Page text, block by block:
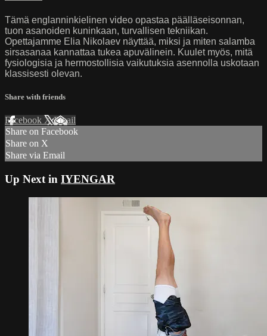
Tämä englanninkielinen video opastaa päälläseisonnan,
tuon asanoiden kuninkaan, turvallisen tekniikan.
Opettajamme Elia Nikolaev näyttää, miksi ja miten salamba
sirsasanaa kannattaa tukea apuvälinein. Kuulet myös, mitä
fysiologisia ja hermostollisia vaikutuksia asennolla uskotaan
klassisesti olevan.
Share with friends
Facebook XEmail
Share on Facebook
Share on X
Share via Email
Up Next in IYENGAR